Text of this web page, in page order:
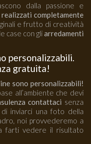
dalla passione e
completamente
e frutto di creatività
case con gliarredamenti
personalizzabili.
gratuita!
sono personalizzabili!
all’ambiente che devi
contattaci senza
inviarci una foto della
noi provvederemo a
farti vedere il risultato